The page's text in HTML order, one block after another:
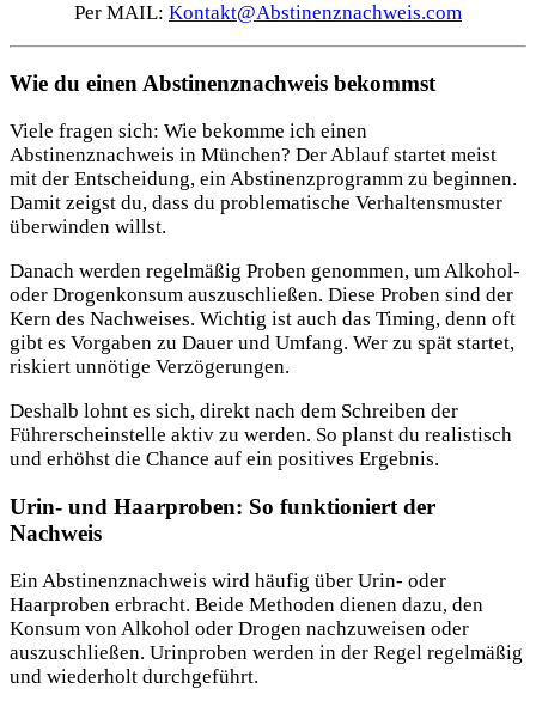
Per MAIL: Kontakt@Abstinenznachweis.com
Wie du einen Abstinenznachweis bekommst
Viele fragen sich: Wie bekomme ich einen
Abstinenznachweis in München? Der Ablauf startet meist
mit der Entscheidung, ein Abstinenzprogramm zu beginnen.
Damit zeigst du, dass du problematische Verhaltensmuster
überwinden willst.
Danach werden regelmäßig Proben genommen, um Alkohol-
oder Drogenkonsum auszuschließen. Diese Proben sind der
Kern des Nachweises. Wichtig ist auch das Timing, denn oft
gibt es Vorgaben zu Dauer und Umfang. Wer zu spät startet,
riskiert unnötige Verzögerungen.
Deshalb lohnt es sich, direkt nach dem Schreiben der
Führerscheinstelle aktiv zu werden. So planst du realistisch
und erhöhst die Chance auf ein positives Ergebnis.
Urin- und Haarproben: So funktioniert der
Nachweis
Ein Abstinenznachweis wird häufig über Urin- oder
Haarproben erbracht. Beide Methoden dienen dazu, den
Konsum von Alkohol oder Drogen nachzuweisen oder
auszuschließen. Urinproben werden in der Regel regelmäßig
und wiederholt durchgeführt.